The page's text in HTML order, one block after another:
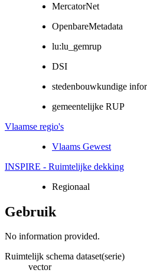
MercatorNet
OpenbareMetadata
lu:lu_gemrup
DSI
stedenbouwkundige
gemeentelijke RUP
Vlaamse regio's
Vlaams Gewest
INSPIRE - Ruimtelijke dekking
Regionaal
Gebruik
No information provided.
Ruimtelijk schema dataset(serie)
vector